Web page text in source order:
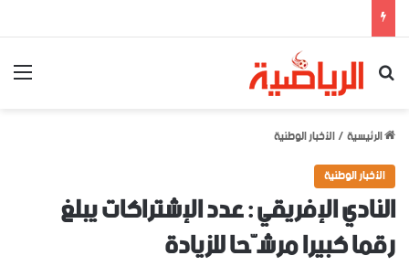
بحث عن
الرئيسية/الأخبار الوطنية
الأخبار الوطنية
النادي الإفريقي : عدد الإشتراكات يبلغ
رقما كبيرا مرشّحا للزيادة